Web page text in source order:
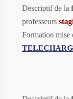
Descriptif de la
professeurs
Formation